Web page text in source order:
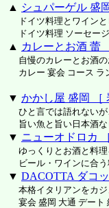
▲ シュパーゲル 盛
ドイツ料理とワインと
ドイツ料理 ソーセージ
▲ カレーとお酒 蕾
自慢のカレーとお酒の
カレー 宴会 コース ラ
▼ かかし屋 盛岡 ［
ひと言では語れないが
旨い魚と旨い日本酒な
▼ ニューオドロカ
ゆっくりとお酒と料理
ビール・ワインに合う
▼ DACOTTA ダコ
本格イタリアンをカジ
宴会 盛岡 大通 デート